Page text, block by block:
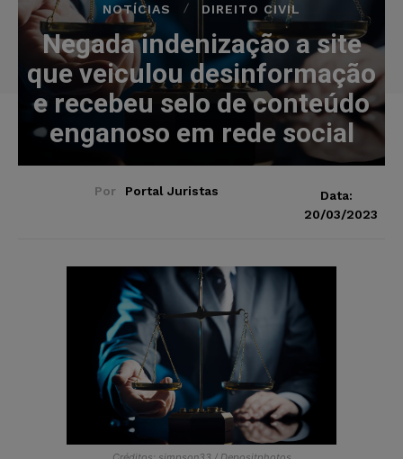
NOTÍCIAS DIREITO CIVIL
Negada indenização a site
que veiculou desinformação
e recebeu selo de conteúdo
enganoso em rede social
Por Portal Juristas
Data:
20/03/2023